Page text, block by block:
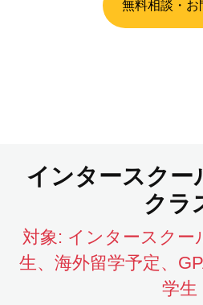
無料相談・お
インタースクー
クラ
対象: インタースクー
生、海外留学予定、
学生